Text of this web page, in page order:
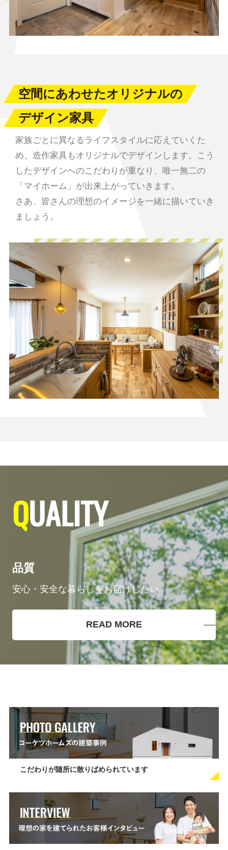
空間にあわせたオリジナルの
デザイン家具
家族ごとに異なるライフスタイルに応えていくた
め、造作家具もオリジナルでデザインします。こう
したデザインへのこだわりが重なり、唯一無二の
「マイホーム」が出来上がっていきます。
さあ、皆さんの理想のイメージを一緒に描いていき
ましょう。
QUALITY
品質
安心・安全な暮らしをお届けしたい
READ MORE
こだわりが随所に散りばめられています